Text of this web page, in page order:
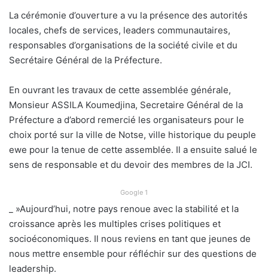
La cérémonie d’ouverture a vu la présence des autorités
locales, chefs de services, leaders communautaires,
responsables d’organisations de la société civile et du
Secrétaire Général de la Préfecture.
En ouvrant les travaux de cette assemblée générale,
Monsieur ASSILA Koumedjina, Secretaire Général de la
Préfecture a d’abord remercié les organisateurs pour le
choix porté sur la ville de Notse, ville historique du peuple
ewe pour la tenue de cette assemblée. Il a ensuite salué le
sens de responsable et du devoir des membres de la JCI.
Google 1
_ »Aujourd’hui, notre pays renoue avec la stabilité et la
croissance après les multiples crises politiques et
socioéconomiques. Il nous reviens en tant que jeunes de
nous mettre ensemble pour réfléchir sur des questions de
leadership.